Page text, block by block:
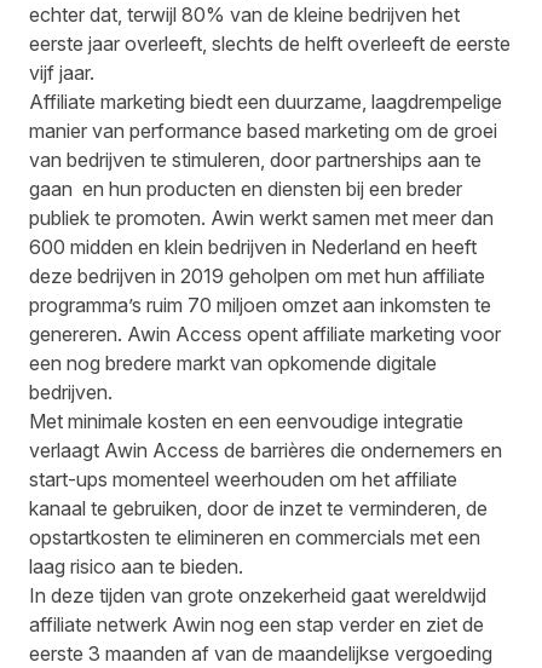
echter dat, terwijl 80% van de kleine bedrijven het
eerste jaar overleeft, slechts de helft overleeft de eerste
vijf jaar.
Affiliate marketing biedt een duurzame, laagdrempelige
manier van performance based marketing om de groei
van bedrijven te stimuleren, door partnerships aan te
gaan en hun producten en diensten bij een breder
publiek te promoten. Awin werkt samen met meer dan
600 midden en klein bedrijven in Nederland en heeft
deze bedrijven in 2019 geholpen om met hun affiliate
programma’s ruim 70 miljoen omzet aan inkomsten te
genereren. Awin Access opent affiliate marketing voor
een nog bredere markt van opkomende digitale
bedrijven.
Met minimale kosten en een eenvoudige integratie
verlaagt Awin Access de barrières die ondernemers en
start-ups momenteel weerhouden om het affiliate
kanaal te gebruiken, door de inzet te verminderen, de
opstartkosten te elimineren en commercials met een
laag risico aan te bieden.
In deze tijden van grote onzekerheid gaat wereldwijd
affiliate netwerk Awin nog een stap verder en ziet de
eerste 3 maanden af van de maandelijkse vergoeding